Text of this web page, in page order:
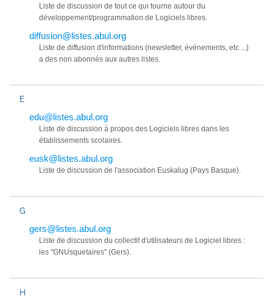
Liste de discussion de tout ce qui tourne autour du
développement/programmation de Logiciels libres.
diffusion@listes.abul.org
Liste de diffusion d'informations (newsletter, événements, etc ...)
a des non abonnés aux autres listes.
E
edu@listes.abul.org
Liste de discussion à propos des Logiciels libres dans les
établissements scolaires.
eusk@listes.abul.org
Liste de discussion de l'association Euskalug (Pays Basque).
G
gers@listes.abul.org
Liste de discussion du collectif d'utilisateurs de Logiciel libres :
les "GNUsquetaires" (Gers).
H